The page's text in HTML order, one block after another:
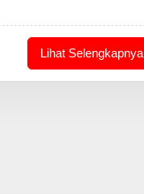
Lihat Selengkapnya